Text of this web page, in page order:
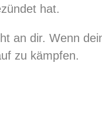
hat.
an dir. Wenn
zu kämpfen.